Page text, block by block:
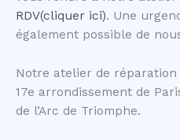
RDV(cliquer ici). Une
également possible de
Notre atelier de réparation
17e arrondissement de
de l’Arc de Triomphe.